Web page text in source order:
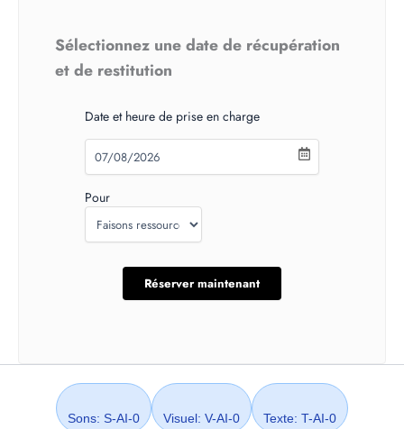
Sélectionnez une date de récupération
et de restitution
Date et heure de prise en charge
Pour
Sons: S-AI-0 Visuel: V-AI-0 Texte: T-AI-0